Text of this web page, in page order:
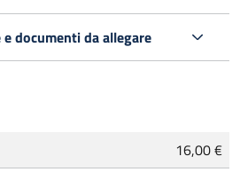
documenti da allegare
16,00 €